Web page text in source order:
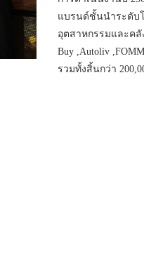
แบรนด์ชั้นนำระดับ
อุตสาหกรรมและคลั
Buy ,Autoliv
รวมทั้งสิ้นกว่า